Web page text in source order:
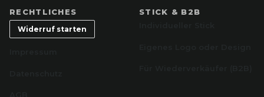
RECHTLICHES
Widerruf starten
STICK & B2B